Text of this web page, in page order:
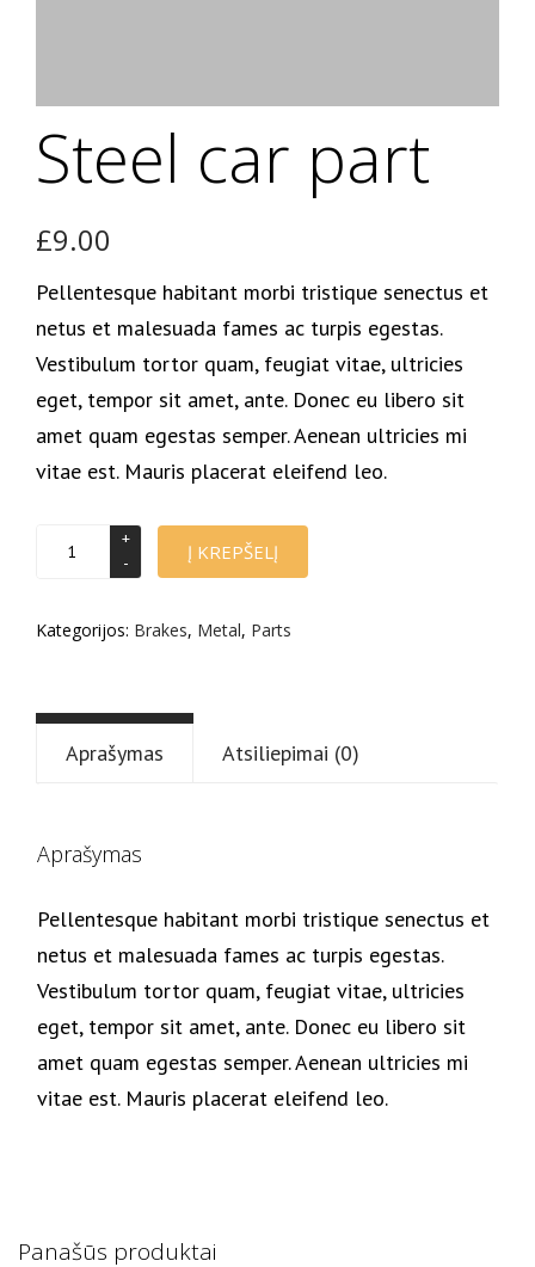
Steel car part
£9.00
Pellentesque habitant morbi tristique senectus et
netus et malesuada fames ac turpis egestas.
Vestibulum tortor quam, feugiat vitae, ultricies
eget, tempor sit amet, ante. Donec eu libero sit
amet quam egestas semper. Aenean ultricies mi
vitae est. Mauris placerat eleifend leo.
produkto
kiekis:
car
part
Į KREPŠELĮ
Kategorijos: Brakes, Metal, Parts
Aprašymas Atsiliepimai (0)
Aprašymas
Pellentesque habitant morbi tristique senectus et
netus et malesuada fames ac turpis egestas.
Vestibulum tortor quam, feugiat vitae, ultricies
eget, tempor sit amet, ante. Donec eu libero sit
amet quam egestas semper. Aenean ultricies mi
vitae est. Mauris placerat eleifend leo.
Panašūs produktai